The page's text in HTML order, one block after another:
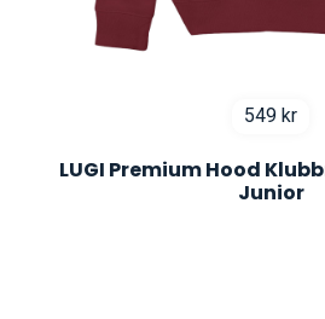
549 kr
LUGI Premium Hood
Junior